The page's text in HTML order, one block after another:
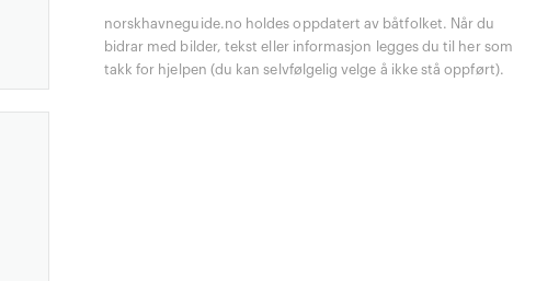
norskhavneguide.no holdes oppdatert av båtfolket. Når du
bidrar med bilder, tekst eller informasjon legges du til her som
takk for hjelpen (du kan selvfølgelig velge å ikke stå oppført).